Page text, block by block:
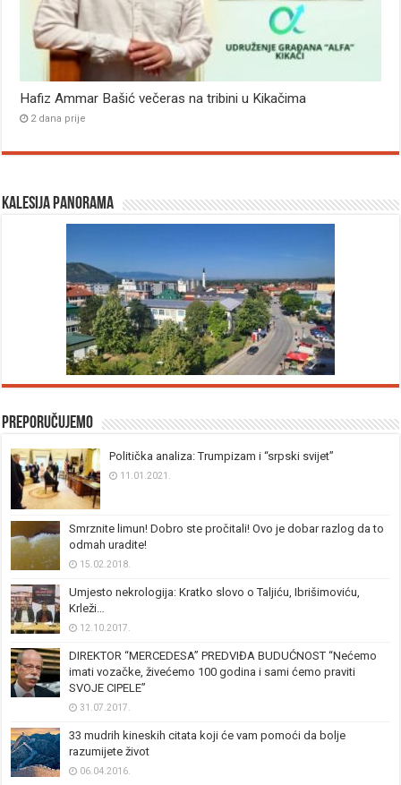
Hafiz Ammar Bašić večeras na tribini u Kikačima
2 dana prije
Kalesija panorama
Preporučujemo
Politička analiza: Trumpizam i “srpski svijet”
11.01.2021.
Smrznite limun! Dobro ste pročitali! Ovo je dobar razlog da to
odmah uradite!
15.02.2018.
Umjesto nekrologija: Kratko slovo o Taljiću, Ibrišimoviću,
Krleži…
12.10.2017.
DIREKTOR “MERCEDESA” PREDVIĐA BUDUĆNOST “Nećemo
imati vozačke, živećemo 100 godina i sami ćemo praviti
SVOJE CIPELE”
31.07.2017.
33 mudrih kineskih citata koji će vam pomoći da bolje
razumijete život
06.04.2016.